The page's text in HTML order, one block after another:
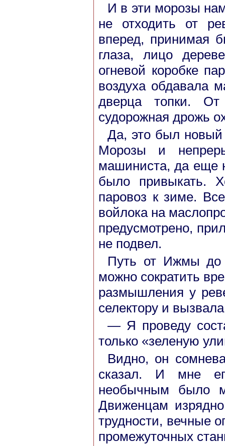
И в эти морозы
не отходить от
вперед, принимая
глаза, лицо
огневой коробке
воздуха обдавала
дверца топки.
судорожная дрожь
Да, это был новый
Морозы и
машиниста, да еще
было привыкать.
паровоз к зиме.
войлока на
предусмотрено,
не подвел.
Путь от Ижмы до
можно сократить
размышления у
селектору и
— Я проведу
только «зеленую
Видно, он
сказал. И мне
необычным было
Движенцам
трудности, вечные
промежуточных